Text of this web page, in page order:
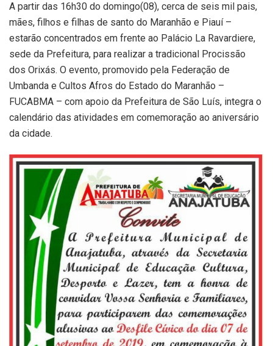
A partir das 16h30 do domingo(08), cerca de seis mil pais,
mães, filhos e filhas de santo do Maranhão e Piauí –
estarão concentrados em frente ao Palácio La Ravardiere,
sede da Prefeitura, para realizar a tradicional Procissão
dos Orixás. O evento, promovido pela Federação de
Umbanda e Cultos Afros do Estado do Maranhão –
FUCABMA – com apoio da Prefeitura de São Luís, integra o
calendário das atividades em comemoração ao aniversário
da cidade.